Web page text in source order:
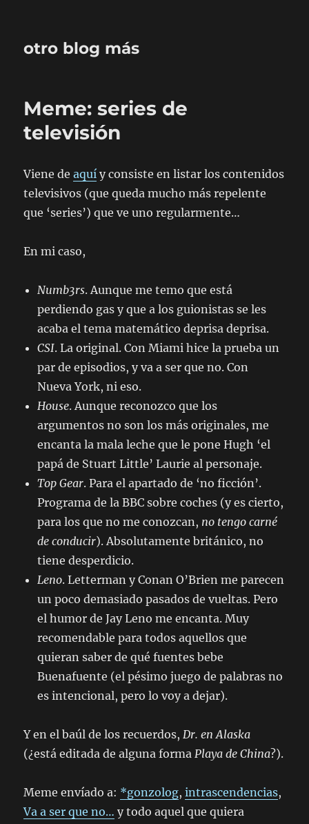
otro blog más
Meme: series de
televisión
Viene deaquí y consiste en listar los contenidos
televisivos (que queda mucho más repelente
que ‘series’) que ve uno regularmente…
En mi caso,
Numb3rs. Aunque me temo que está
perdiendo gas y que a los guionistas se les
acaba el tema matemático deprisa deprisa.
CSI. La original. Con Miami hice la prueba un
par de episodios, y va a ser que no. Con
Nueva York, ni eso.
House. Aunque reconozco que los
argumentos no son los más originales, me
encanta la mala leche que le pone Hugh ‘el
papá de Stuart Little’ Laurie al personaje.
Top Gear. Para el apartado de ‘no ficción’.
Programa de la BBC sobre coches (y es cierto,
para los que no me conozcan, no tengo carné
de conducir). Absolutamente británico, no
tiene desperdicio.
Leno. Letterman y Conan O’Brien me parecen
un poco demasiado pasados de vueltas. Pero
el humor de Jay Leno me encanta. Muy
recomendable para todos aquellos que
quieran saber de qué fuentes bebe
Buenafuente (el pésimo juego de palabras no
es intencional, pero lo voy a dejar).
Y en el baúl de los recuerdos,Dr. en Alaska
(¿está editada de alguna formaPlaya de China?).
Meme envíado a: *gonzolog,intrascendencias,
Va a ser que no… y todo aquel que quiera